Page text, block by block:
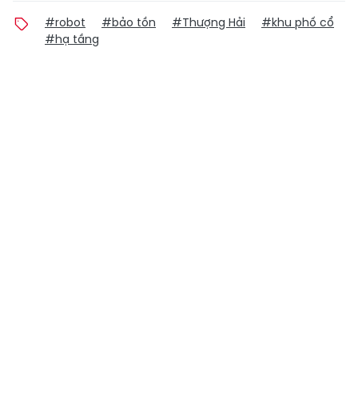
#robot #bảo tồn #Thượng Hải
#khu phố cổ
#hạ tầng